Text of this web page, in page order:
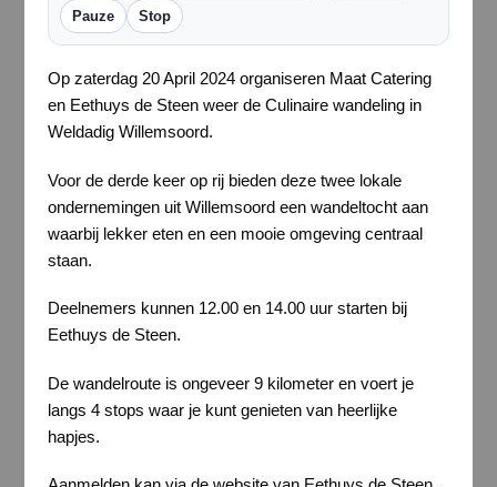
Pauze Stop
Op zaterdag 20 April 2024 organiseren Maat Catering
en Eethuys de Steen weer de Culinaire wandeling in
Weldadig Willemsoord.
Voor de derde keer op rij bieden deze twee lokale
ondernemingen uit Willemsoord een wandeltocht aan
waarbij lekker eten en een mooie omgeving centraal
staan.
Deelnemers kunnen 12.00 en 14.00 uur starten bij
Eethuys de Steen.
De wandelroute is ongeveer 9 kilometer en voert je
langs 4 stops waar je kunt genieten van heerlijke
hapjes.